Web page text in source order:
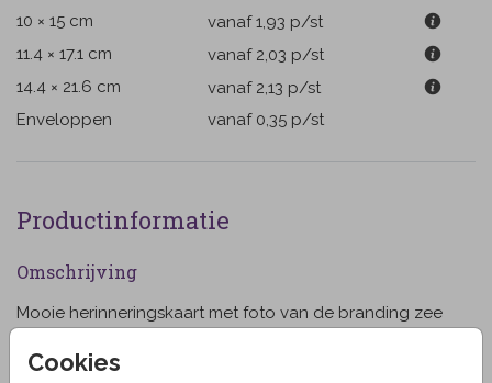
Cookies
10 × 15 cm
vanaf 1,93 p/st
11.4 × 17.1 cm
vanaf 2,03 p/st
14.4 × 21.6 cm
vanaf 2,13 p/st
Enveloppen
vanaf 0,35 p/st
Productinformatie
Omschrijving
Mooie herinneringskaart met foto van de branding zee
op de voorzijde. Je kunt deze kaart helemaal naar je